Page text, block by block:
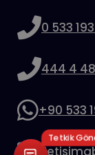
0 533
444 4
+90 533
Tetkik